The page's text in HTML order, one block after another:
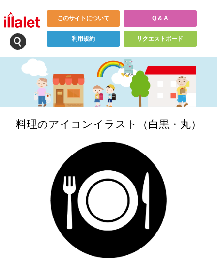
このサイトについて Q & A
利用規約 リクエストボード
料理のアイコンイラスト（白黒・丸）